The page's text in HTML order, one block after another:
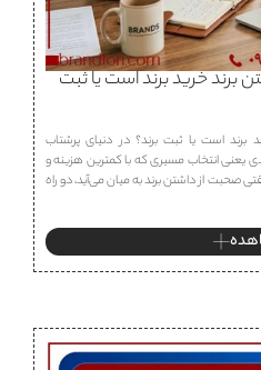
خرید برند است یا ثبت
است یا ثبت برند؟ در دنیای پرشتاب
یعنی انتخاب مسیری که با کمترین هزینه و
صحبت از داشتن برند به میان می‌آید، دو راه